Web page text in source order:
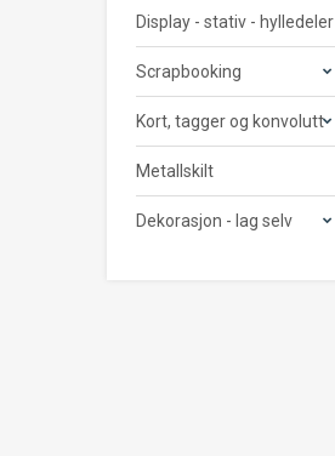
Display - stativ - hylledeler
Scrapbooking
Kort, tagger og konvolutt
Metallskilt
Dekorasjon - lag selv